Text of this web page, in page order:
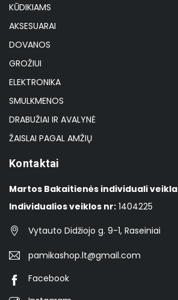
KŪDIKIAMS
AKSESUARAI
DOVANOS
GROŽIUI
ELEKTRONIKA
SMULKMENOS
DRABUŽIAI IR AVALYNĖ
ŽAISLAI PAGAL AMŽIŲ
Kontaktai
Martos Bakaitienės individuali veikla
Individualios veiklos nr: 1404225
Vytauto Didžiojo g. 9-1, Raseiniai
pamikashop.lt@gmail.com
Facebook